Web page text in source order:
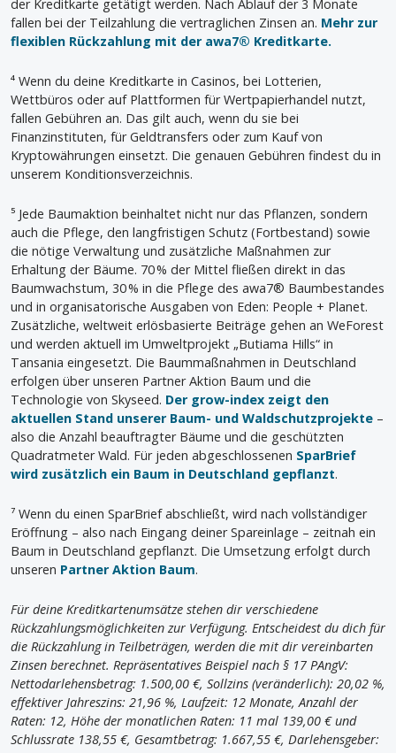
der Kreditkarte getätigt werden. Nach Ablauf der 3 Monate
fallen bei der Teilzahlung die vertraglichen Zinsen an. Mehr zur
flexiblen Rückzahlung mit der awa7® Kreditkarte.
⁴ Wenn du deine Kreditkarte in Casinos, bei Lotterien,
Wettbüros oder auf Plattformen für Wertpapierhandel nutzt,
fallen Gebühren an. Das gilt auch, wenn du sie bei
Finanzinstituten, für Geldtransfers oder zum Kauf von
Kryptowährungen einsetzt. Die genauen Gebühren findest du in
unserem Konditionsverzeichnis.
⁵ Jede Baumaktion beinhaltet nicht nur das Pflanzen, sondern
auch die Pflege, den langfristigen Schutz (Fortbestand) sowie
die nötige Verwaltung und zusätzliche Maßnahmen zur
Erhaltung der Bäume. 70 % der Mittel fließen direkt in das
Baumwachstum, 30 % in die Pflege des awa7® Baumbestandes
und in organisatorische Ausgaben von Eden: People + Planet.
Zusätzliche, weltweit erlösbasierte Beiträge gehen an WeForest
und werden aktuell im Umweltprojekt „Butiama Hills“ in
Tansania eingesetzt. Die Baummaßnahmen in Deutschland
erfolgen über unseren Partner Aktion Baum und die
Technologie von Skyseed. Der grow-index zeigt den
aktuellen Stand unserer Baum- und Waldschutzprojekte –
also die Anzahl beauftragter Bäume und die geschützten
Quadratmeter Wald. Für jeden abgeschlossenen SparBrief
wird zusätzlich ein Baum in Deutschland gepflanzt.
⁷ Wenn du einen SparBrief abschließt, wird nach vollständiger
Eröffnung – also nach Eingang deiner Spareinlage – zeitnah ein
Baum in Deutschland gepflanzt. Die Umsetzung erfolgt durch
unseren Partner Aktion Baum.
Für deine Kreditkartenumsätze stehen dir verschiedene
Rückzahlungsmöglichkeiten zur Verfügung. Entscheidest du dich für
die Rückzahlung in Teilbeträgen, werden die mit dir vereinbarten
Zinsen berechnet. Repräsentatives Beispiel nach § 17 PAngV:
Nettodarlehensbetrag: 1.500,00 €, Sollzins (veränderlich): 20,02 %,
effektiver Jahreszins: 21,96 %, Laufzeit: 12 Monate, Anzahl der
Raten: 12, Höhe der monatlichen Raten: 11 mal 139,00 € und
Schlussrate 138,55 €, Gesamtbetrag: 1.667,55 €, Darlehensgeber: